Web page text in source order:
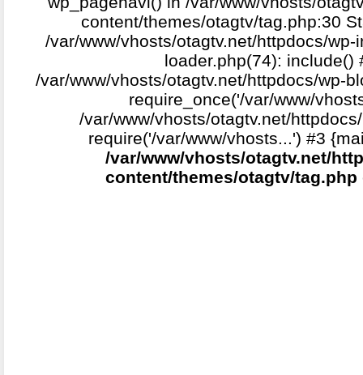
content/themes/otagtv/tag.php:30
/var/www/vhosts/otagtv.net/httpdocs/
loader.php(74): include()
/var/www/vhosts/otagtv.net/httpdocs/wp-
require_once('/var/www/
/var/www/vhosts/otagtv.net/
require('/var/www/vhosts...') #3
/var/www/vhosts/otagtv.net/
content/themes/otagtv/tag.php